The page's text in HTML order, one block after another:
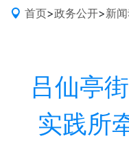
首页>政务公开>新
吕仙亭
实践所